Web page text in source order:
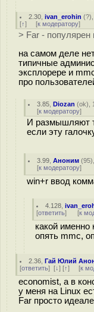
2.30 ,ivan_erohin (?
[↑] [к модератору]
> Far - популярен
на самом деле
типичные
эксплорере и
про
3.85 ,Diozan (ok),
[к модератору]
И размышляют
если эту
3.99 ,Аноним (95
[к модератору]
win+r ввод
4.128 ,
[ответить] [к
какой
опять mmc,
2.36 ,Гай Юлий
[ответить] [↓] [↑] [к
economist, а в
у меня на Linux
Far просто